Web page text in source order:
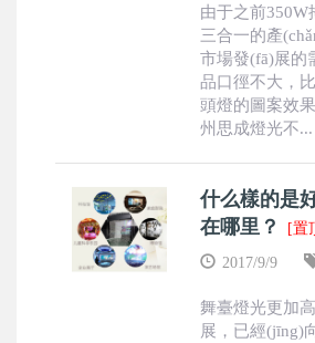
由于之前350W
三合一的產
市場發(fā)展的
品口徑不大，
頭燈的圖案效果一
州思成燈光不...
什么樣的是
在哪里？
[置
2017/9/9
舞臺燈光更加
展，已經